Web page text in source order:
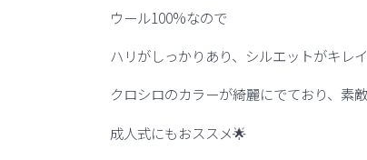
ウール100%なので
ハリがしっかりあり、シルエットがキレ
クロシロのカラーが綺麗にでており、素
成人式にもおススメ🌟